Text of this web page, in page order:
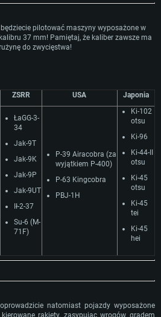
pilotować maszyny wyposażone w
37 mm! Pamiętaj, że kaliber zawsze ma
do zwycięstwa!
ZSRR USA Japonia
ŁaGG-3-
34
Jak-9T
Jak-9K
Jak-9P
Jak-9UT
Ił-2-37
Su-6 (M-
71F)
P-39 Airacobra (za
wyjątkiem Р-400)
P-63 Kingcobra
PBJ-1H
Ki-102
otsu
Ki-96
Ki-44-II
otsu
Ki-45
otsu
Ki-45
tei
Ki-45
hei
natomiast pojazdy wyposażone
rakiety, zasypując wrogów gradem